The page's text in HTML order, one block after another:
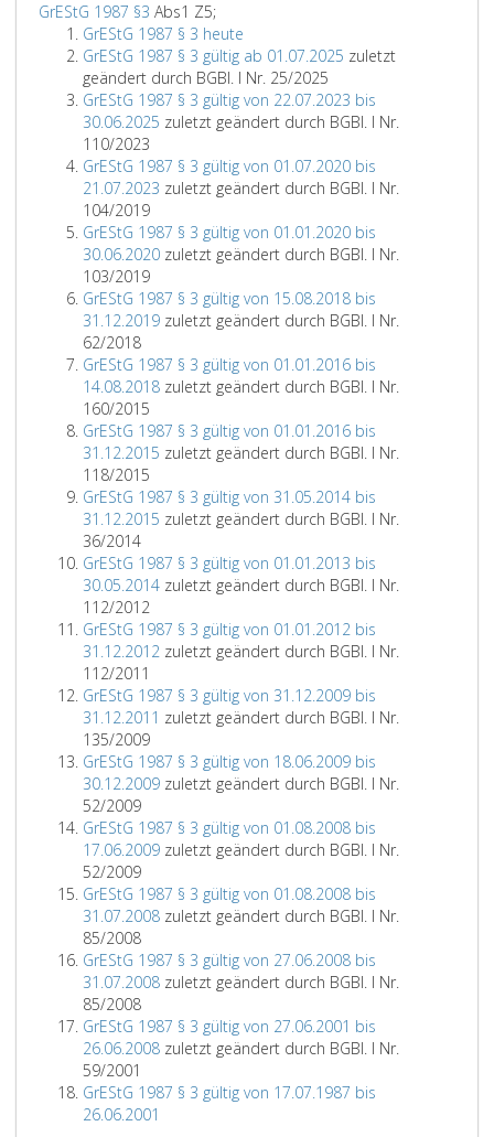
GrEStG 1987 §3 Abs1 Z5;
GrEStG 1987 § 3 heute
GrEStG 1987 § 3 gültig ab 01.07.2025 zuletzt
geändert durch BGBl. I Nr. 25/2025
GrEStG 1987 § 3 gültig von 22.07.2023 bis
30.06.2025 zuletzt geändert durch BGBl. I Nr.
110/2023
GrEStG 1987 § 3 gültig von 01.07.2020 bis
21.07.2023 zuletzt geändert durch BGBl. I Nr.
104/2019
GrEStG 1987 § 3 gültig von 01.01.2020 bis
30.06.2020 zuletzt geändert durch BGBl. I Nr.
103/2019
GrEStG 1987 § 3 gültig von 15.08.2018 bis
31.12.2019 zuletzt geändert durch BGBl. I Nr.
62/2018
GrEStG 1987 § 3 gültig von 01.01.2016 bis
14.08.2018 zuletzt geändert durch BGBl. I Nr.
160/2015
GrEStG 1987 § 3 gültig von 01.01.2016 bis
31.12.2015 zuletzt geändert durch BGBl. I Nr.
118/2015
GrEStG 1987 § 3 gültig von 31.05.2014 bis
31.12.2015 zuletzt geändert durch BGBl. I Nr.
36/2014
GrEStG 1987 § 3 gültig von 01.01.2013 bis
30.05.2014 zuletzt geändert durch BGBl. I Nr.
112/2012
GrEStG 1987 § 3 gültig von 01.01.2012 bis
31.12.2012 zuletzt geändert durch BGBl. I Nr.
112/2011
GrEStG 1987 § 3 gültig von 31.12.2009 bis
31.12.2011 zuletzt geändert durch BGBl. I Nr.
135/2009
GrEStG 1987 § 3 gültig von 18.06.2009 bis
30.12.2009 zuletzt geändert durch BGBl. I Nr.
52/2009
GrEStG 1987 § 3 gültig von 01.08.2008 bis
17.06.2009 zuletzt geändert durch BGBl. I Nr.
52/2009
GrEStG 1987 § 3 gültig von 01.08.2008 bis
31.07.2008 zuletzt geändert durch BGBl. I Nr.
85/2008
GrEStG 1987 § 3 gültig von 27.06.2008 bis
31.07.2008 zuletzt geändert durch BGBl. I Nr.
85/2008
GrEStG 1987 § 3 gültig von 27.06.2001 bis
26.06.2008 zuletzt geändert durch BGBl. I Nr.
59/2001
GrEStG 1987 § 3 gültig von 17.07.1987 bis
26.06.2001